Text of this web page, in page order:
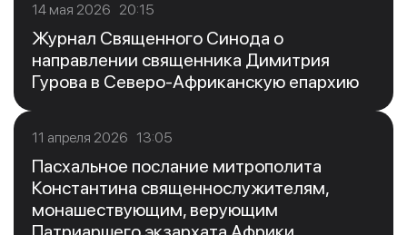
14 мая 2026 20:15
Журнал Священного Синода о
направлении священника Димитрия
Гурова в Северо-Африканскую епархию
11 апреля 2026 13:05
Пасхальное послание митрополита
Константина священнослужителям,
монашествующим, верующим